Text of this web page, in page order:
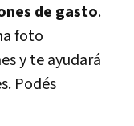
de gasto.
foto
y te ayudará
Podés